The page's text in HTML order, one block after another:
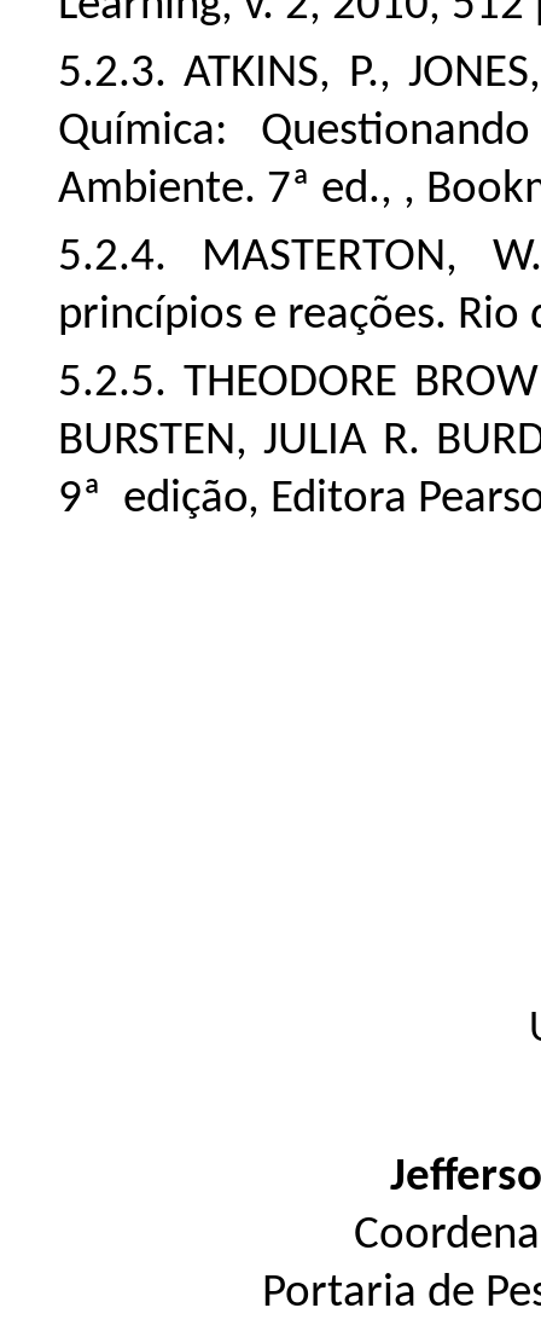
5.2.3. ATKINS, P.,
Química:
Ambiente. 7ª ed., ,
5.2.4. MASTERTON,
princípios e reações. Rio
5.2.5. THEODORE
BURSTEN, JULIA R.
9ª edição, Editora
Portaria de